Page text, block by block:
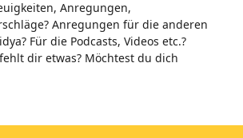
Anregungen,
Anregungen für die anderen
Für die Podcasts, Videos etc.?
dir etwas? Möchtest du dich